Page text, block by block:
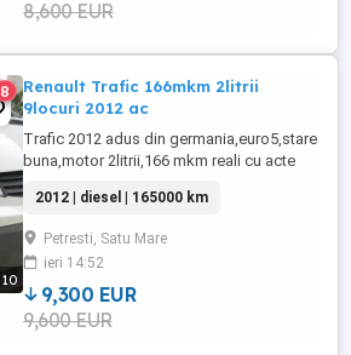
consum ...
8,600 EUR
10
8
Renault Trafic 166mkm 2litrii
9locuri 2012 ac
Trafic 2012 adus din germania,euro5,stare
buna,motor 2litrii,166 mkm reali cu acte
duble pe spate,volan reglabil,inchidere
centralizata cu
telecomanda,2chei,cauciucuri C ms,totul
reglabil,autoturism M1 cu 9locuri.
inmatriculat cu acte valabile de ungaria.itp
...
2012 | diesel | 165000 km
Petresti, Satu Mare
ieri 14:52
9,300 EUR
9,600 EUR